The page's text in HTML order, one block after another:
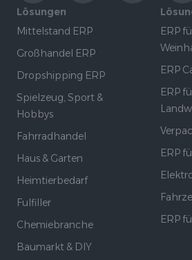
Lösungen
Mittelstand ERP
Großhandel ERP
Dropshipping ERP
Spielzeug, Sport &
Hobbys
Fahrradhandel
Haus & Garten
Heimtierbedarf
Fulfiller
Chemiebranche
Baumarkt & DIY
ERP
ERP
ERP
ERP
ERP